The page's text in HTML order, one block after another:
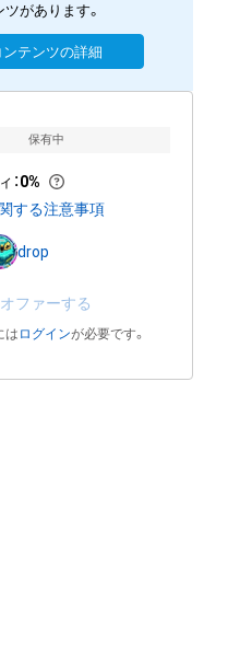
があります。
ンテンツの詳細
保有中
：0%
する注意事項
drop
オファーする
は ログインが必要です。